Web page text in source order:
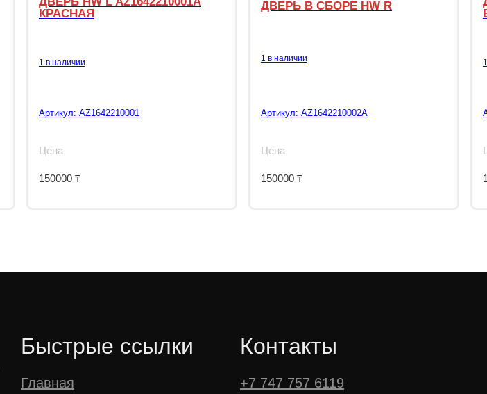
КРАСНАЯ
1 в наличии
Артикул: AZ1642210001
Цена
150000 ₸
ДВЕРЬ В СБОРЕ HW R
1 в наличии
Артикул: AZ1642210002A
Цена
150000 ₸
Быстрые ссылки
Главная
Контакты
+7 747 757 6119